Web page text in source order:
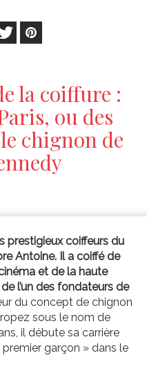
la coiffure :
ou des
chignon de
prestigieux coiffeurs du
Antoine. Il a coiffé de
et de la haute
l’un des fondateurs de
du concept de chignon
sous le nom de
il débute sa carrière
garçon » dans le